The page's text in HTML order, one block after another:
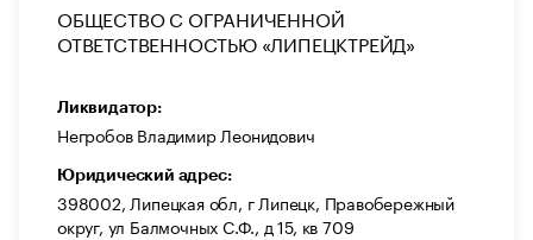
ОБЩЕСТВО С ОГРАНИЧЕННОЙ
ОТВЕТСТВЕННОСТЬЮ «ЛИПЕЦКТРЕЙД»
Ликвидатор:
Негробов Владимир Леонидович
Юридический адрес:
398002, Липецкая обл, г Липецк, Правобережный
округ, ул Балмочных С.Ф., д 15, кв 709